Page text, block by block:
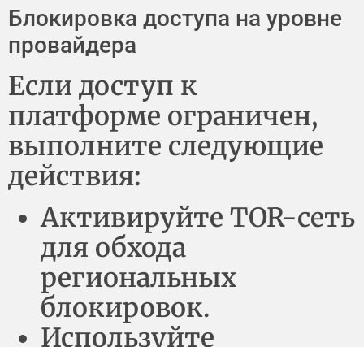
Блокировка доступа на уровне
провайдера
Если доступ к
платформе ограничен,
выполните следующие
действия:
Активируйте TOR-сеть
для обхода
региональных
блокировок.
Используйте